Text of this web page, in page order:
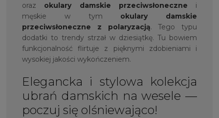
oraz okulary damskie przeciwsłoneczne i
męskie w tym okulary damskie
przeciwsłoneczne z polaryzacją. Tego typu
dodatki to trendy strzał w dziesiątkę. Tu bowiem
funkcjonalność flirtuje z pięknymi zdobieniami i
wysokiej jakości wykończeniem.
Elegancka i stylowa kolekcja
ubrań damskich na wesele —
poczuj się olśniewająco!